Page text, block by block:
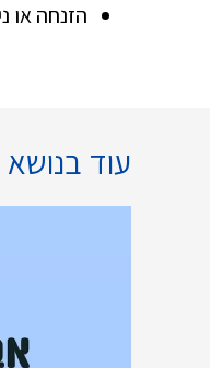
הזנחה או
עוד בנושא